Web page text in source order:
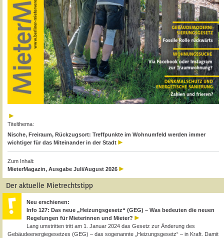
Titelthema:
Nische, Freiraum, Rückzugsort: Treffpunkte im Wohnumfeld werden immer
wichtiger für das Miteinander in der Stadt
Zum Inhalt:
MieterMagazin, Ausgabe Juli/August 2026
Der aktuelle Mietrechtstipp
Neu erschienen:
Info 127: Das neue „Heizungsgesetz“ (GEG) – Was bedeuten die neuen
Regelungen für Mieterinnen und Mieter?
Lang umstritten tritt am 1. Januar 2024 das Gesetz zur Änderung des
Gebäudeenergiegesetzes (GEG) – das sogenannte „Heizungsgesetz“ – in Kraft. Damit